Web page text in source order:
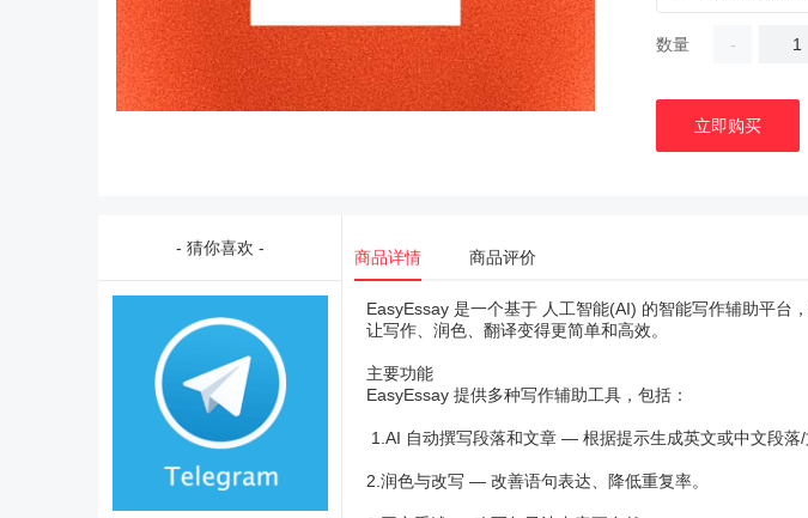
数量 -
立即购买
- 猜你喜欢 - 商品详情 商品评价
EasyEssay 是一个基于 人工智能(AI) 的智能写作辅助平台
让写作、润色、翻译变得更简单和高效。
主要功能
EasyEssay 提供多种写作辅助工具，包括：
1.AI 自动撰写段落和文章 — 根据提示生成英文或中文段落/
2.润色与改写 — 改善语句表达、降低重复率。